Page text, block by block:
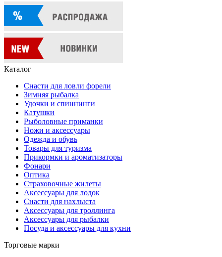
Каталог
Снасти для ловли форели
Зимняя рыбалка
Удочки и спиннинги
Катушки
Рыболовные приманки
Ножи и аксессуары
Одежда и обувь
Товары для туризма
Прикормки и ароматизаторы
Фонари
Оптика
Страховочные жилеты
Аксессуары для лодок
Снасти для нахлыста
Аксессуары для троллинга
Аксессуары для рыбалки
Посуда и аксессуары для кухни
Торговые марки